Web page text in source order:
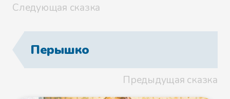
Следующая сказка
Перышко
Предыдущая сказка